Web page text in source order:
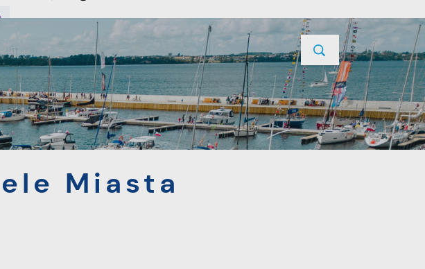
INWESTYCJE PROJEKTY UNIJNE KONTAKT
Miasta